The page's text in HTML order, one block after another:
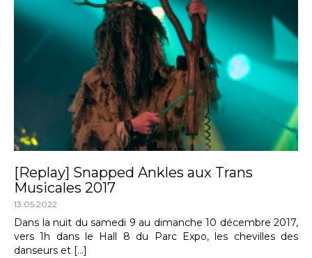
[Replay] Snapped Ankles aux Trans
Musicales 2017
13.05.2022
Dans la nuit du samedi 9 au dimanche 10 décembre 2017,
vers 1h dans le Hall 8 du Parc Expo, les chevilles des
danseurs et […]